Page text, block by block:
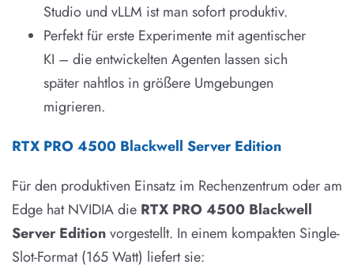
Studio und vLLM ist man sofort produktiv.
Perfekt für erste Experimente mit agentischer
KI – die entwickelten Agenten lassen sich
später nahtlos in größere Umgebungen
migrieren.
RTX PRO 4500 Blackwell Server Edition
Für den produktiven Einsatz im Rechenzentrum oder am
Edge hat NVIDIA die RTX PRO 4500 Blackwell
Server Editionvorgestellt. In einem kompakten Single-
Slot-Format (165 Watt) liefert sie: